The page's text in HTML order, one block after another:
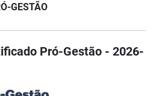
GESTÃO
Pró-Gestão - 2026-